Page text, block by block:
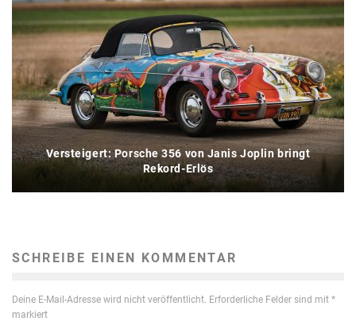
Versteigert: Porsche 356 von Janis Joplin bringt
Rekord-Erlös
SCHREIBE EINEN KOMMENTAR
Deine E-Mail-Adresse wird nicht veröffentlicht. Erforderliche Felder sind mit *
markiert